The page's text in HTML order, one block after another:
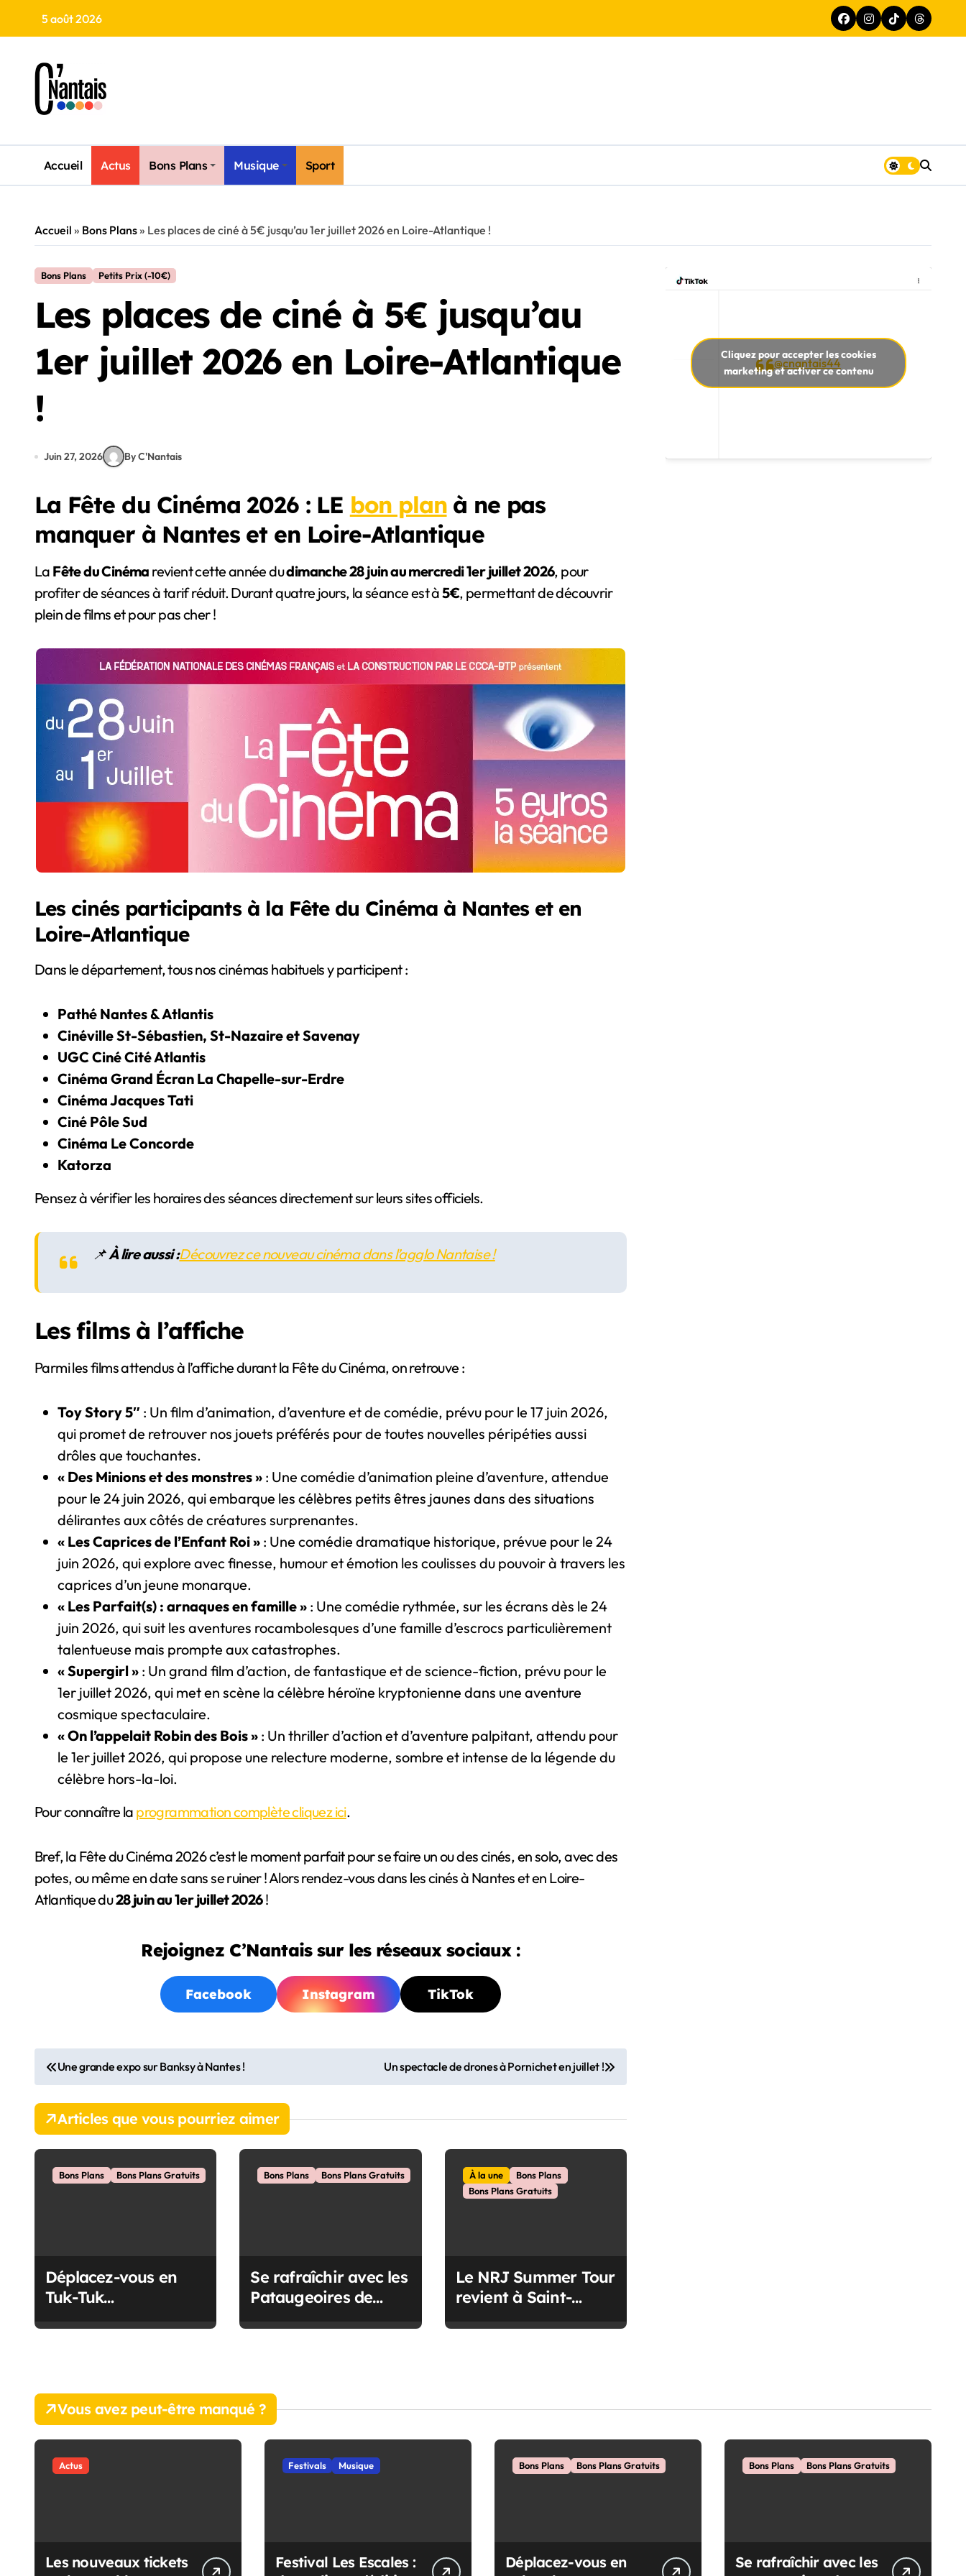
content
5 août 2026
Accueil Actus Bons Plans Musique Sport
Accueil » Bons Plans» Les places de ciné à 5€ jusqu’au 1er juillet 2026 en Loire-Atlantique !
Bons Plans Petits Prix (-10€)
Les places de ciné à 5€ jusqu’au
1er juillet 2026 en Loire-Atlantique
!
Juin 27, 2026 By C'Nantais
La Fête du Cinéma 2026 : LE bon planà ne pas
manquer à Nantes et en Loire-Atlantique
La Fête du Cinéma revient cette année dudimanche 28 juin au mercredi 1er juillet 2026, pour
profiter de séances à tarif réduit. Durant quatre jours, la séance est à5€, permettant de découvrir
plein de films et pour pas cher !
Les cinés participants à la Fête du Cinéma à Nantes et en
Loire-Atlantique
Dans le département, tous nos cinémas habituels y participent :
Pathé Nantes & Atlantis
Cinéville St-Sébastien, St-Nazaire et Savenay
UGC Ciné Cité Atlantis
Cinéma Grand Écran La Chapelle-sur-Erdre
Cinéma Jacques Tati
Ciné Pôle Sud
Cinéma Le Concorde
Katorza
Pensez à vérifier les horaires des séances directement sur leurs sites officiels.
📌À lire aussi :Découvrez ce nouveau cinéma dans l’agglo Nantaise !
Les films à l’affiche
Parmi les films attendus à l’affiche durant la Fête du Cinéma, on retrouve :
Toy Story 5″ : Un film d’animation, d’aventure et de comédie, prévu pour le 17 juin 2026,
qui promet de retrouver nos jouets préférés pour de toutes nouvelles péripéties aussi
drôles que touchantes.
« Des Minions et des monstres » : Une comédie d’animation pleine d’aventure, attendue
pour le 24 juin 2026, qui embarque les célèbres petits êtres jaunes dans des situations
délirantes aux côtés de créatures surprenantes.
« Les Caprices de l’Enfant Roi » : Une comédie dramatique historique, prévue pour le 24
juin 2026, qui explore avec finesse, humour et émotion les coulisses du pouvoir à travers les
caprices d’un jeune monarque.
« Les Parfait(s) : arnaques en famille » : Une comédie rythmée, sur les écrans dès le 24
juin 2026, qui suit les aventures rocambolesques d’une famille d’escrocs particulièrement
talentueuse mais prompte aux catastrophes.
« Supergirl » : Un grand film d’action, de fantastique et de science-fiction, prévu pour le
1er juillet 2026, qui met en scène la célèbre héroïne kryptonienne dans une aventure
cosmique spectaculaire.
« On l’appelait Robin des Bois » : Un thriller d’action et d’aventure palpitant, attendu pour
le 1er juillet 2026, qui propose une relecture moderne, sombre et intense de la légende du
célèbre hors-la-loi.
Pour connaître la programmation complète cliquez ici.
Bref, la Fête du Cinéma 2026 c’est le moment parfait pour se faire un ou des cinés, en solo, avec des
potes, ou même en date sans se ruiner ! Alors rendez-vous dans les cinés à Nantes et en Loire-
Atlantique du28 juin au 1er juillet 2026!
Rejoignez C’Nantais sur les réseaux sociaux :
Facebook Instagram TikTok
N
a
v
i
o
n
e
l
’
Une grande expo sur Banksy à Nantes ! Un spectacle de drones à Pornichet en juillet !
Articles que vous pourriez aimer
Bons Plans Bons Plans Gratuits
Déplacez-vous en
Tuk-Tuk
Bons Plans Bons Plans Gratuits
Se rafraîchir avec les
Pataugeoires de
À la une
Bons Plans
Bons Plans Gratuits
Le NRJ Summer Tour
revient à Saint-
@cnantais44
Cliquez pour accepter les cookies
marketing et activer ce contenu
Vous avez peut-être manqué ?
Actus
Les nouveaux tickets
Festivals Musique
Festival Les Escales :
Bons Plans Bons Plans Gratuits
Déplacez-vous en
Bons Plans Bons Plans Gratuits
Se rafraîchir avec les